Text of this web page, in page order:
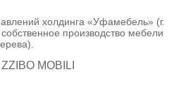
холдинга «Уфамебель» (г.
производство мебели
MOBILI